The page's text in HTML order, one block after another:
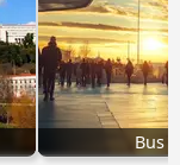
Bus